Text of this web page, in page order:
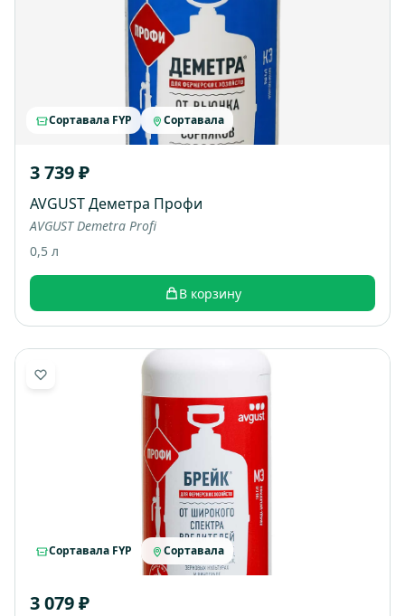
Сортавала FYP Сортавала
3 739 ₽
AVGUST Деметра Профи
AVGUST Demetra Profi
0,5 л
В корзину
Сортавала FYP Сортавала
3 079 ₽